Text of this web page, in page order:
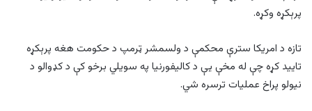
پرېکړه وکړه.
تازه د امریکا سترې محکمې د ولسمشر ټرمپ د حکومت هغه پرېکړه
تایید کړه چې له مخې یې د کالیفورنیا په سویلي برخو کې د کډوالو د
نیولو پراخ عملیات ترسره شي.